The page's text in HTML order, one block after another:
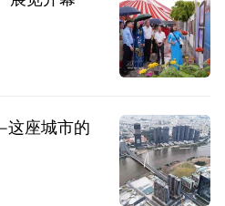
座城市的